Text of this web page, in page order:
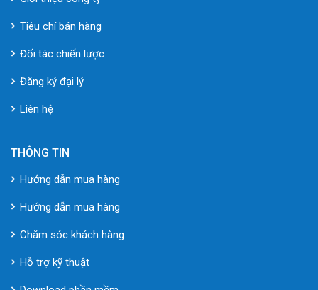
Tiêu chí bán hàng
Đối tác chiến lược
Đăng ký đại lý
Liên hệ
THÔNG TIN
Hướng dẫn mua hàng
Hướng dẫn mua hàng
Chăm sóc khách hàng
Hỗ trợ kỹ thuật